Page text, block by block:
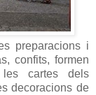
preparacions i
confits, formen
cartes dels
decoracions de